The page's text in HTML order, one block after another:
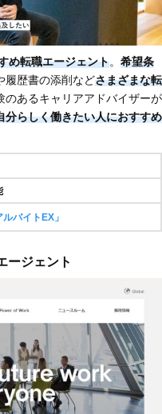
め転職エージェント。 希望条
履歴書の添削などさまざまな転
のあるキャリアアドバイザーが
分らしく働きたい人におすすめ
バイトEX」
ージェント